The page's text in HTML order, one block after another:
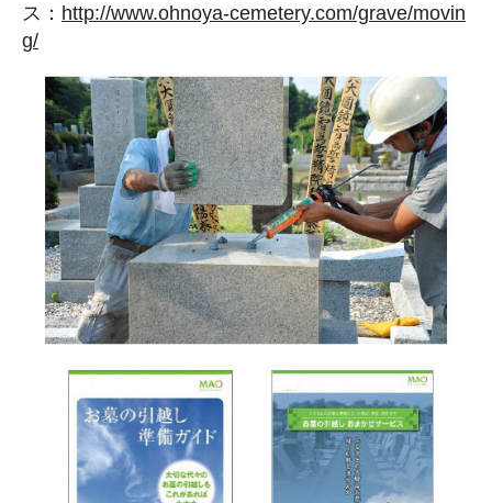
ス： http://www.ohnoya-cemetery.com/grave/movin
g/